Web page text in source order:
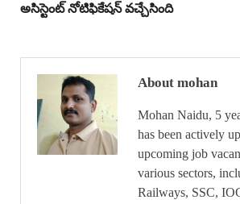
అసిస్టెంట్ నోటిఫికేషన్ వచ్చేసింది
About mohan
Mohan Naidu, 5
has been actively
upcoming job
various sectors,
Railways, SSC,